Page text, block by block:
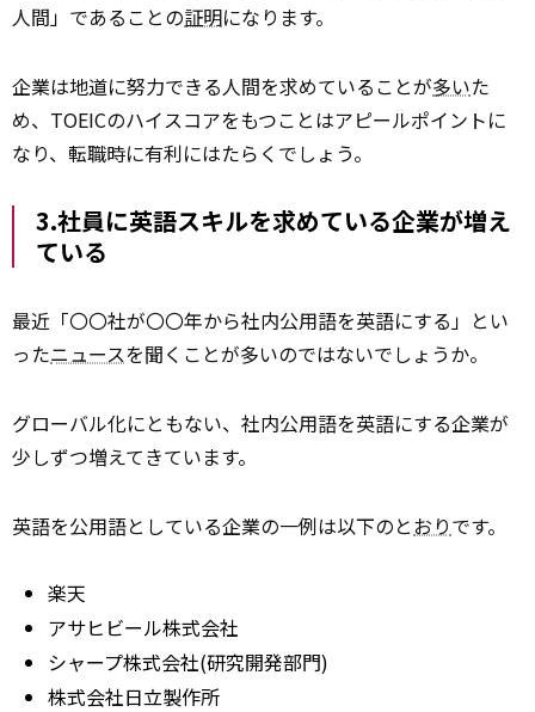
人間」であることの証明になります。
企業は地道に努力できる人間を求めていることが多いた
め、TOEICのハイスコアをもつことはアピールポイントに
なり、転職時に有利にはたらくでしょう。
3.社員に英語スキルを求めている企業が増え
ている
最近「〇〇社が〇〇年から社内公用語を英語にする」とい
ったニュースを聞くことが多いのではないでしょうか。
グローバル化にともない、社内公用語を英語にする企業が
少しずつ増えてきています。
英語を公用語としている企業の一例は以下のとおりです。
楽天
アサヒビール株式会社
シャープ株式会社(研究開発部門)
株式会社日立製作所